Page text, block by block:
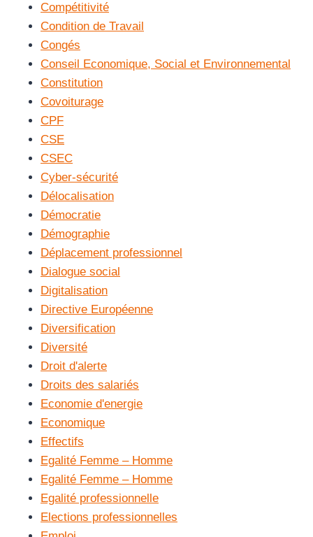
Compétitivité
Condition de Travail
Congés
Conseil Economique, Social et Environnemental
Constitution
Covoiturage
CPF
CSE
CSEC
Cyber-sécurité
Délocalisation
Démocratie
Démographie
Déplacement professionnel
Dialogue social
Digitalisation
Directive Européenne
Diversification
Diversité
Droit d'alerte
Droits des salariés
Economie d'energie
Economique
Effectifs
Egalité Femme – Homme
Egalité Femme – Homme
Egalité professionnelle
Elections professionnelles